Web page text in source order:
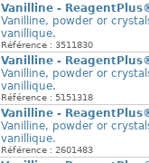
Vanilline -
Vanilline, powder or
vanillique.
Référence : 3511830
Vanilline -
Vanilline, powder or
vanillique.
Référence : 5151318
Vanilline -
Vanilline, powder or
vanillique.
Référence : 2601483